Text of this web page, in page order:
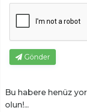
Gönder
Bu habere henüz
olun!...